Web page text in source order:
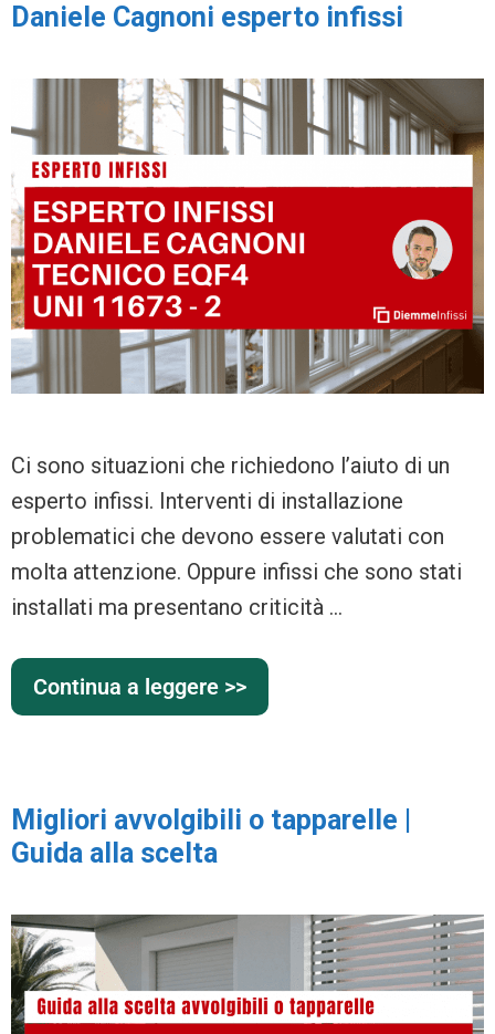
Daniele Cagnoni esperto infissi
Ci sono situazioni che richiedono l’aiuto di un
esperto infissi. Interventi di installazione
problematici che devono essere valutati con
molta attenzione. Oppure infissi che sono stati
installati ma presentano criticità …
Continua a leggere >>
Migliori avvolgibili o tapparelle |
Guida alla scelta